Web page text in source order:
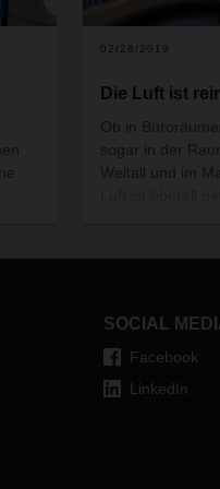
02/28/2019
Die Luft ist
Ob in
sogar in der
Weltall und im
Für Flexibilität
SOCIAL
Facebook
LinkedIn